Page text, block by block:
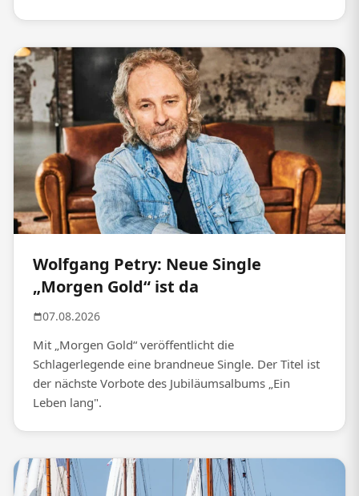
Wolfgang Petry: Neue Single
„Morgen Gold“ ist da
07.08.2026
Mit „Morgen Gold“ veröffentlicht die
Schlagerlegende eine brandneue Single. Der Titel ist
der nächste Vorbote des Jubiläumsalbums „Ein
Leben lang".